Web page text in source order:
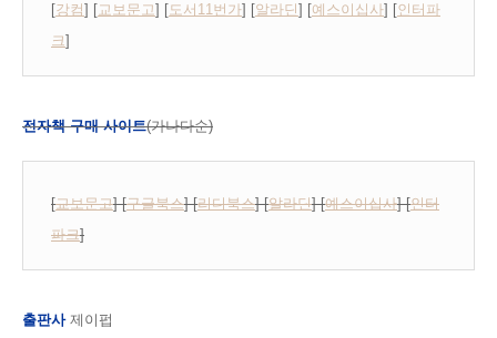
[강컴] [교보문고] [도서11번가] [알라딘] [예스이십사] [인터파
크]
전자책 구매 사이트(가나다순)
[교보문고] [구글북스] [리디북스] [알라딘] [예스이십사] [인터
파크]
출판사제이펍